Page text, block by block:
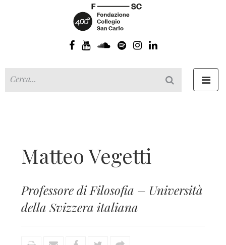
Matteo Vegetti
Professore di Filosofia – Università
della Svizzera italiana